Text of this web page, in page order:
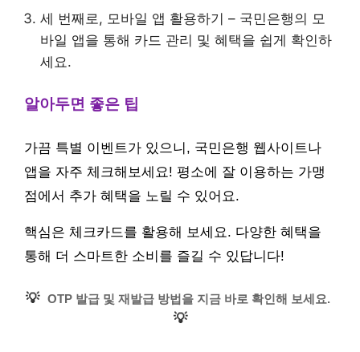
세 번째로, 모바일 앱 활용하기 – 국민은행의 모
바일 앱을 통해 카드 관리 및 혜택을 쉽게 확인하
세요.
알아두면 좋은 팁
가끔 특별 이벤트가 있으니, 국민은행 웹사이트나
앱을 자주 체크해보세요! 평소에 잘 이용하는 가맹
점에서 추가 혜택을 노릴 수 있어요.
핵심은 체크카드를 활용해 보세요. 다양한 혜택을
통해 더 스마트한 소비를 즐길 수 있답니다!
💡 OTP 발급 및 재발급 방법을 지금 바로 확인해 보세요.
💡